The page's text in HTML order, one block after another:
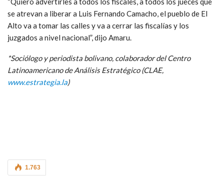
se atrevan a liberar a Luis Fernando Camacho, el pueblo de El
Alto va a tomar las calles y va a cerrar las fiscalías y los
juzgados a nivel nacional”, dijo Amaru.
*Sociólogo y periodista bolivano, colaborador del Centro
Latinoamericano de Análisis Estratégico (CLAE,
www.estrategia.la)
1.763